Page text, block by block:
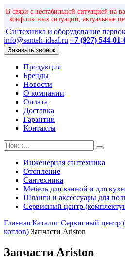
В связи с нестабильной ситуацией на
конфликтных ситуаций, актуальные
Сантехника и оборудование
info@santeh-ideal.ru +7 (927) 544-01-
Заказать звонок
Продукция
Бренды
Новости
О компании
Оплата
Доставка
Гарантии
Контакты
Инженерная сантехника
Отопление
Сантехника
Мебель для ванной и для
Шланги и аксессуары для
Сервисный центр
Главная Каталог Сервисный центр
котлов) Запчасти Ariston
Запчасти Ariston